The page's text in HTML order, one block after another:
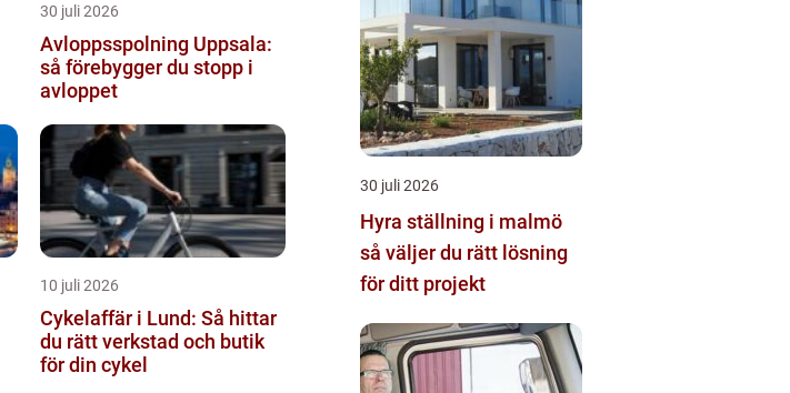
30 juli 2026
Avloppsspolning Uppsala:
så förebygger du stopp i
avloppet
10 juli 2026
Cykelaffär i Lund: Så hittar
du rätt verkstad och butik
för din cykel
30 juli 2026
Hyra ställning i malmö
så väljer du rätt lösning
för ditt projekt